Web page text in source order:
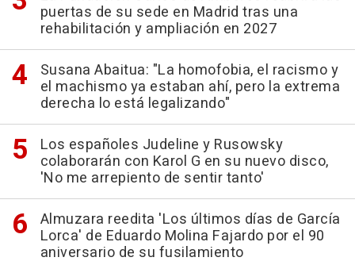
puertas de su sede en Madrid tras una
rehabilitación y ampliación en 2027
Susana Abaitua: "La homofobia, el racismo y
el machismo ya estaban ahí, pero la extrema
derecha lo está legalizando"
Los españoles Judeline y Rusowsky
colaborarán con Karol G en su nuevo disco,
'No me arrepiento de sentir tanto'
Almuzara reedita 'Los últimos días de García
Lorca' de Eduardo Molina Fajardo por el 90
aniversario de su fusilamiento